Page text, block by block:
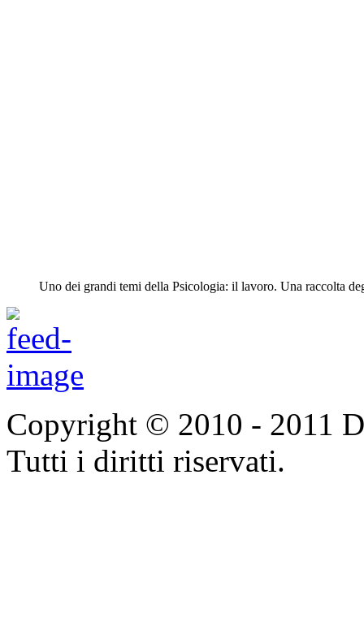
Uno dei grandi temi della Psicologia: il lavoro. Una raccolta
Copyright © 2010 - 2011
Tutti i diritti riservati.